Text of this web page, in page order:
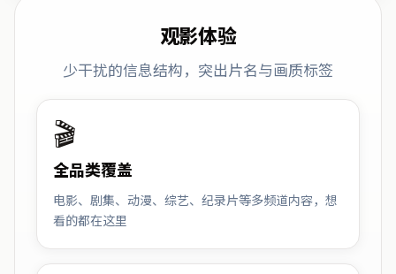
观影体验
少干扰的信息结构，突出片名与画质标签
🎬
全品类覆盖
电影、剧集、动漫、综艺、纪录片等多频道内容，想
看的都在这里